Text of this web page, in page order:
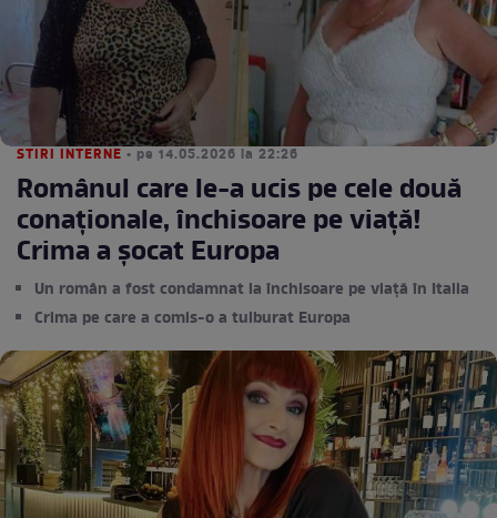
STIRI INTERNE • pe 14.05.2026 la 22:26
Românul care le-a ucis pe cele două
conaționale, închisoare pe viață!
Crima a șocat Europa
Un român a fost condamnat la închisoare pe viață în Italia
Crima pe care a comis-o a tulburat Europa